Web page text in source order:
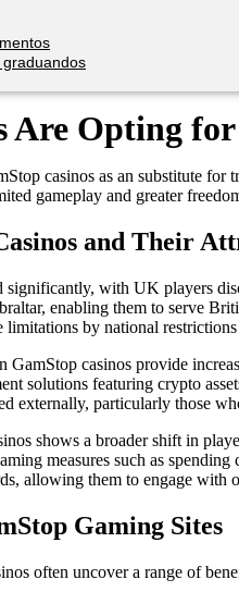
Opting
casinos as an substitute
gameplay and greater
and Their
with UK players
enabling them to serve
limitations by national
GamStop casinos provide
solutions featuring crypto
externally, particularly those
shows a broader shift in
measures such as
allowing them to engage
Gaming Sites
often uncover a range of